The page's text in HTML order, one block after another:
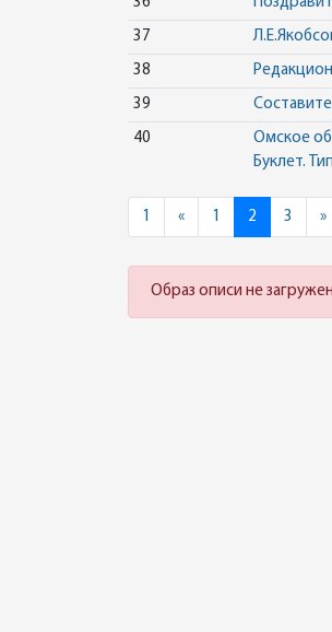
37
38
39
40
Омское
Буклет.
1 «Previous
1 2 3 »
Образ описи не